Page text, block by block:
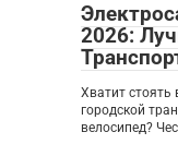
2026:
Хватит
городской
велосипед?